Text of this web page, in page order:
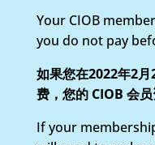
Your CIOB
you do not pay
如果您在2022年2月
费，您的CIOB 会员
If your